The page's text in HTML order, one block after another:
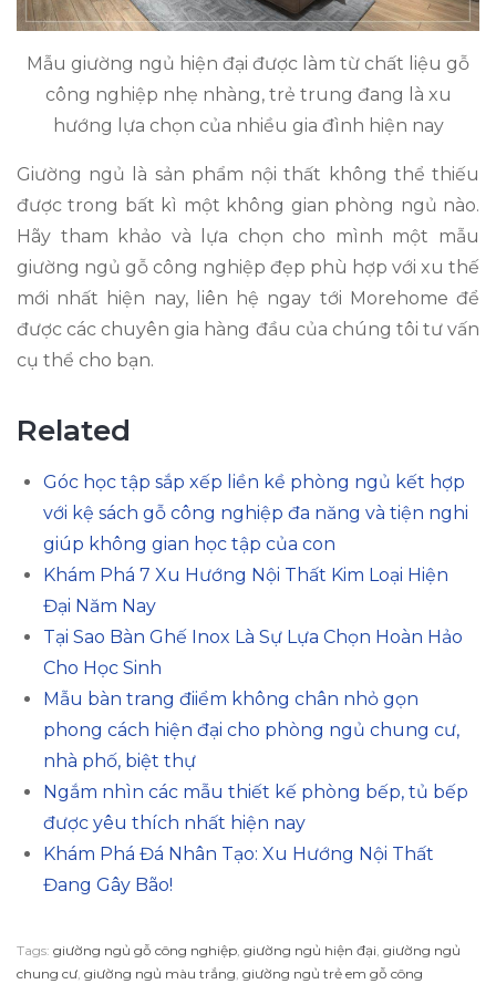
Mẫu giường ngủ hiện đại được làm từ chất liệu gỗ
công nghiệp nhẹ nhàng, trẻ trung đang là xu
hướng lựa chọn của nhiều gia đình hiện nay
Giường ngủ là sản phẩm nội thất không thể thiếu
được trong bất kì một không gian phòng ngủ nào.
Hãy tham khảo và lựa chọn cho mình một mẫu
giường ngủ gỗ công nghiệp đẹp phù hợp với xu thế
mới nhất hiện nay, liên hệ ngay tới Morehome để
được các chuyên gia hàng đầu của chúng tôi tư vấn
cụ thể cho bạn.
Related
Góc học tập sắp xếp liền kề phòng ngủ kết hợp
với kệ sách gỗ công nghiệp đa năng và tiện nghi
giúp không gian học tập của con
Khám Phá 7 Xu Hướng Nội Thất Kim Loại Hiện
Đại Năm Nay
Tại Sao Bàn Ghế Inox Là Sự Lựa Chọn Hoàn Hảo
Cho Học Sinh
Mẫu bàn trang điiểm không chân nhỏ gọn
phong cách hiện đại cho phòng ngủ chung cư,
nhà phố, biệt thự
Ngắm nhìn các mẫu thiết kế phòng bếp, tủ bếp
được yêu thích nhất hiện nay
Khám Phá Đá Nhân Tạo: Xu Hướng Nội Thất
Đang Gây Bão!
Tags: giường ngủ gỗ công nghiệp, giường ngủ hiện đại, giường ngủ
chung cư, giường ngủ màu trắng, giường ngủ trẻ em gỗ công